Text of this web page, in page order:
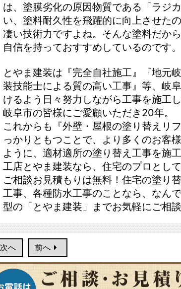
は、塗膜劣化の原因物質である「ラジ
い、塗料耐久性を飛躍的に向上させた
凄い技術力ですよね。そんな塗料だか
自信を持っておすすめしているのです。
とやま建装は『完全自社施工』『地元
装技能士による質の高い工事』等、岐
けるよう日々努力しながら工事を施工し
岐阜市の皆様にご愛顧いただき20年。
これからも『外壁・屋根の塗り替えリ
っかりともつことで、より多くのお客
ように、適材適所の塗り替え工事を施
工店とやま建装なら、住宅のプロとし
ご相談お見積もりは無料！住宅の塗り
工事、各種防水工事のことなら、なん
型の「とやま建装」までお気軽にご相談
次へ 前へ